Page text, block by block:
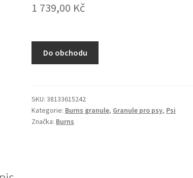
1 739,00 Kč
Do obchodu
SKU:38133615242
Kategorie: Burns granule, Granule pro psy, Psi
Značka: Burns